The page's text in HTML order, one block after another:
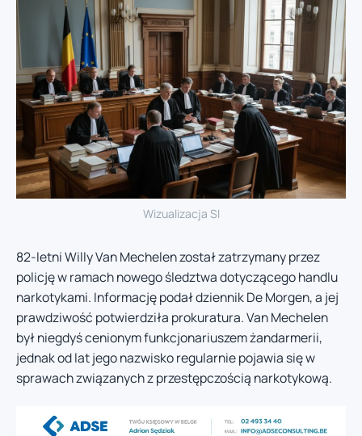
Wizualizacja SI
82-letni Willy Van Mechelen został zatrzymany przez
policję w ramach nowego śledztwa dotyczącego handlu
narkotykami. Informację podał dziennik De Morgen, a jej
prawdziwość potwierdziła prokuratura. Van Mechelen
był niegdyś cenionym funkcjonariuszem żandarmerii,
jednak od lat jego nazwisko regularnie pojawia się w
sprawach związanych z przestępczością narkotykową.